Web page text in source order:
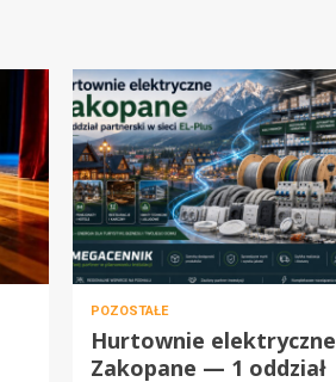
POZOSTAŁE
Hurtownie elektryczne
Zakopane — 1 oddział